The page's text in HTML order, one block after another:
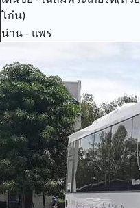
โก๋น)
น่าน - แพร่